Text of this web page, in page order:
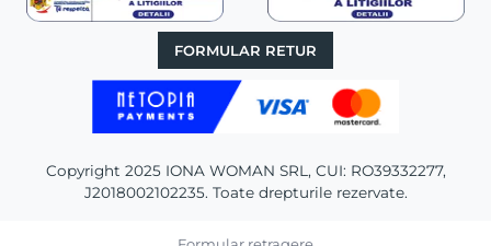
FORMULAR RETUR
Copyright 2025 IONA WOMAN SRL, CUI: RO39332277,
J2018002102235. Toate drepturile rezervate.